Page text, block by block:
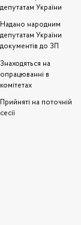
депутатам України
Надано народним
депутатам України
документів до ЗП
Знаходяться на
опрацюванні в
комітетах
Прийняті на поточній
сесії